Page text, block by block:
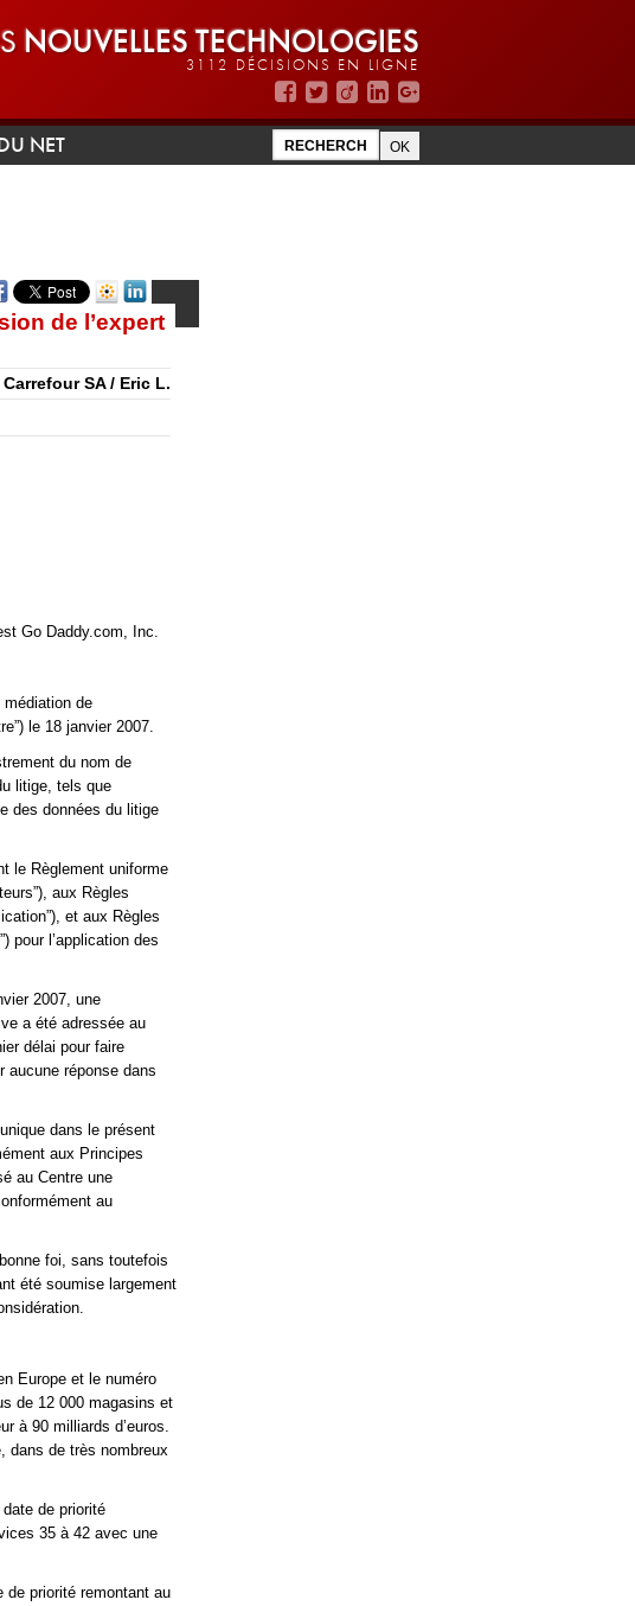
NOUVELLES TECHNOLOGIES
3112 DÉCISIONS EN LIGNE
NET
de l’expert
Carrefour SA / Eric L.
Go Daddy.com, Inc.
médiation de
le 18 janvier 2007.
du nom de
litige, tels que
des données du litige
le Règlement uniforme
aux Règles
et aux Règles
pour l’application des
2007, une
a été adressée au
délai pour faire
aucune réponse dans
dans le présent
aux Principes
au Centre une
au
foi, sans toutefois
été soumise largement
Europe et le numéro
de 12 000 magasins et
à 90 milliards d’euros.
dans de très nombreux
de priorité
35 à 42 avec une
de priorité remontant au